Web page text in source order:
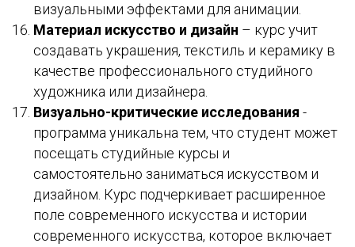
визуальными эффектами для анимации.
Материал искусство и дизайн – курс учит
создавать украшения, текстиль и керамику в
качестве профессионального студийного
художника или дизайнера.
Визуально-критические исследования -
программа уникальна тем, что студент может
посещать студийные курсы и
самостоятельно заниматься искусством и
дизайном. Курс подчеркивает расширенное
поле современного искусства и истории
современного искусства, которое включает